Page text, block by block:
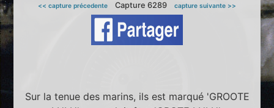
<< capture précedente Capture 6289 capture suivante >>
Sur la tenue des marins, ils est marqué 'GROOTE